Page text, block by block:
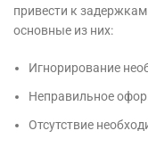
привести к
основные из них:
Игнорирование
Неправильное
Отсутствие